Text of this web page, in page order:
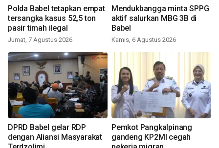
Polda Babel tetapkan empat
tersangka kasus 52,5 ton
pasir timah ilegal
Jumat, 7 Agustus 2026
Mendukbangga minta SPPG
aktif salurkan MBG 3B di
Babel
Kamis, 6 Agustus 2026
DPRD Babel gelar RDP
dengan Aliansi Masyarakat
Pemkot Pangkalpinang
gandeng KP2MI cegah